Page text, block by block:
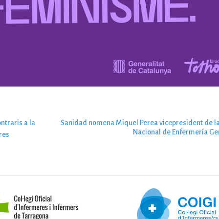
a la
Sanidad nomena Miquel Perea vicepresident de
Nacional de Enfermería